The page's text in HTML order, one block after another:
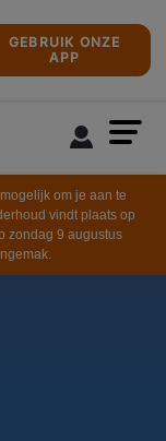
GEBRUIK ONZE
APP
om je aan te
vindt plaats op
zondag 9 augustus